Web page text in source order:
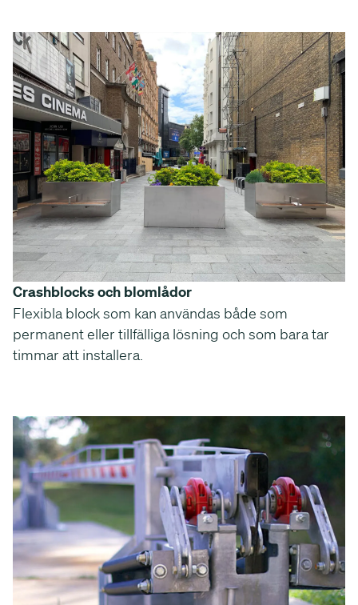
Crashblocks och blomlådor
Flexibla block som kan användas både som
permanent eller tillfälliga lösning och som bara tar
timmar att installera.